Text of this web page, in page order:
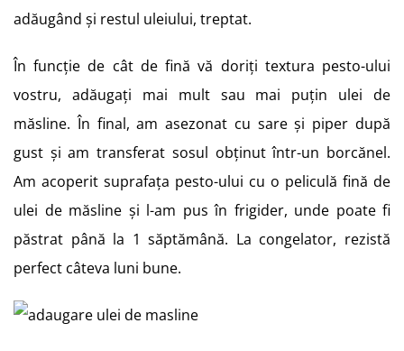
adăugând și restul uleiului, treptat.
În funcție de cât de fină vă doriți textura pesto-ului
vostru, adăugați mai mult sau mai puțin ulei de
măsline. În final, am asezonat cu sare și piper după
gust și am transferat sosul obținut într-un borcănel.
Am acoperit suprafața pesto-ului cu o peliculă fină de
ulei de măsline și l-am pus în frigider, unde poate fi
păstrat până la 1 săptămână. La congelator, rezistă
perfect câteva luni bune.